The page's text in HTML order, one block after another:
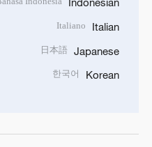
Italian
Italiano
Japanese
日本語
Korean
한국어